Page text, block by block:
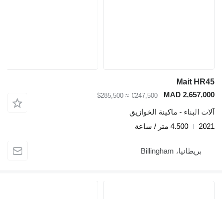
Mait HR45
MAD 2,657,000
€247,500
≈ $285,500
آلات البناء - ماكينة الخوازيق
2021
4.500 متر / ساعة
بريطانيا، Billingham